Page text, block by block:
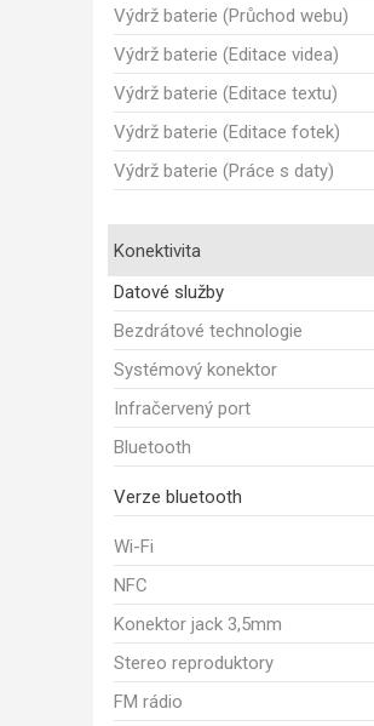
Výdrž baterie (Průchod webu)
Výdrž baterie (Editace videa)
Výdrž baterie (Editace textu)
Výdrž baterie (Editace fotek)
Výdrž baterie (Práce s daty)
Konektivita
Datové služby
Bezdrátové technologie
Systémový konektor
Infračervený port
Bluetooth
Verze bluetooth
Wi-Fi
NFC
Konektor jack 3,5mm
Stereo reproduktory
FM rádio